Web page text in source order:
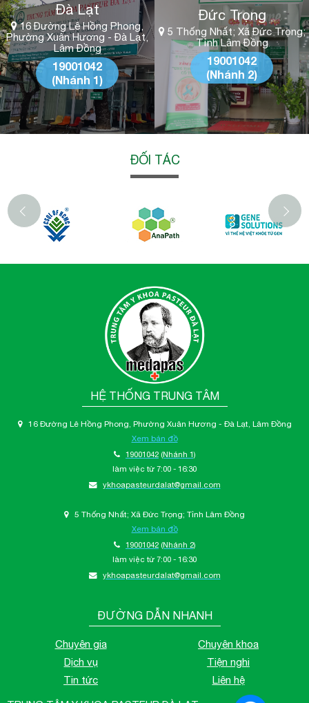
Đà Lạt
16 Đường Lê Hồng Phong,
Phường Xuân Hương - Đà Lạt,
Lâm Đồng
19001042
(Nhánh 1)
Đức Trọng
5 Thống Nhất; Xã Đức Trọng;
Tỉnh Lâm Đồng
19001042
(Nhánh 2)
ĐỐI TÁC
‹
HỆ THỐNG TRUNG TÂM
16 Đường Lê Hồng Phong, Phường Xuân Hương - Đà Lạt, Lâm Đồng
Xem bản đồ
19001042 (Nhánh 1)
làm việc từ 7:00 - 16:30
ykhoapasteurdalat@gmail.com
5 Thống Nhất; Xã Đức Trọng; Tỉnh Lâm Đồng
Xem bản đồ
19001042 (Nhánh 2)
làm việc từ 7:00 - 16:30
ykhoapasteurdalat@gmail.com
ĐƯỜNG DẪN NHANH
Chuyên gia
Chuyên khoa
Dịch vụ
Tiện nghi
Tin tức
Liên hệ